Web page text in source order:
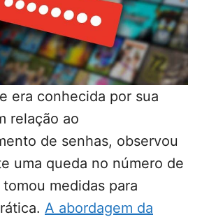
era conhecida por sua
relação ao
de senhas, observou
uma queda no número de
medidas para
A abordagem da